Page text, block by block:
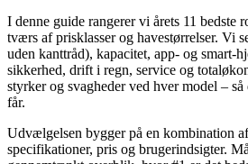
I denne guide rangerer vi årets 11 bedste
tværs af prisklasser og havestørrelser. Vi
uden kanttråd), kapacitet, app- og smart-
sikkerhed, drift i regn, service og
styrker og svagheder ved hver model –
får.
Udvælgelsen bygger på en kombination
specifikationer, pris og brugerindsigter.